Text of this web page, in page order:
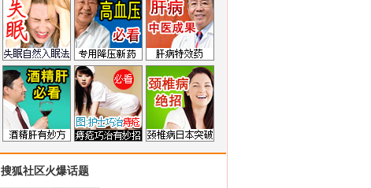
搜狐社区火爆话题